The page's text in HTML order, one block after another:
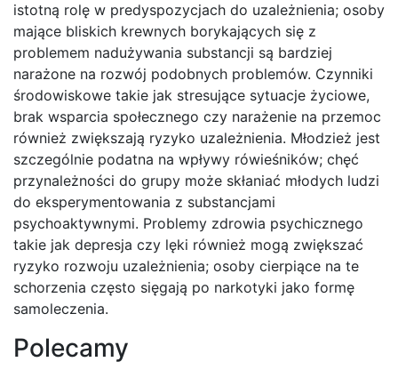
istotną rolę w predyspozycjach do uzależnienia; osoby
mające bliskich krewnych borykających się z
problemem nadużywania substancji są bardziej
narażone na rozwój podobnych problemów. Czynniki
środowiskowe takie jak stresujące sytuacje życiowe,
brak wsparcia społecznego czy narażenie na przemoc
również zwiększają ryzyko uzależnienia. Młodzież jest
szczególnie podatna na wpływy rówieśników; chęć
przynależności do grupy może skłaniać młodych ludzi
do eksperymentowania z substancjami
psychoaktywnymi. Problemy zdrowia psychicznego
takie jak depresja czy lęki również mogą zwiększać
ryzyko rozwoju uzależnienia; osoby cierpiące na te
schorzenia często sięgają po narkotyki jako formę
samoleczenia.
Polecamy